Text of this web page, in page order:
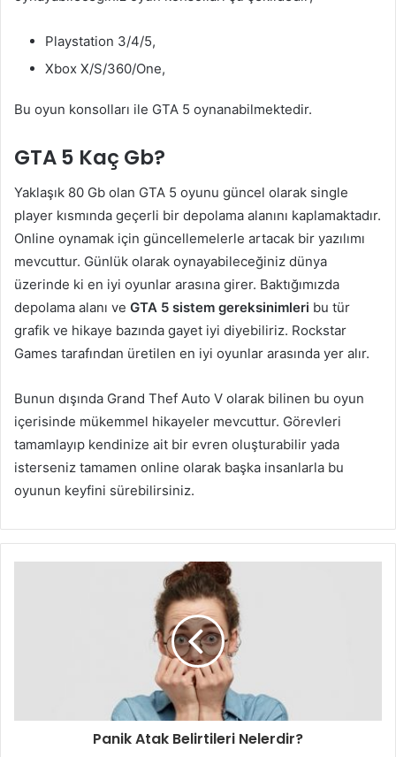
Playstation 3/4/5,
Xbox X/S/360/One,
Bu oyun konsolları ile GTA 5 oynanabilmektedir.
GTA 5 Kaç Gb?
Yaklaşık 80 Gb olan GTA 5 oyunu güncel olarak single
player kısmında geçerli bir depolama alanını kaplamaktadır.
Online oynamak için güncellemelerle artacak bir yazılımı
mevcuttur. Günlük olarak oynayabileceğiniz dünya
üzerinde ki en iyi oyunlar arasına girer. Baktığımızda
depolama alanı ve GTA 5 sistem gereksinimleri bu tür
grafik ve hikaye bazında gayet iyi diyebiliriz. Rockstar
Games tarafından üretilen en iyi oyunlar arasında yer alır.
Bunun dışında Grand Thef Auto V olarak bilinen bu oyun
içerisinde mükemmel hikayeler mevcuttur. Görevleri
tamamlayıp kendinize ait bir evren oluşturabilir yada
isterseniz tamamen online olarak başka insanlarla bu
oyunun keyfini sürebilirsiniz.
Panik Atak Belirtileri Nelerdir?